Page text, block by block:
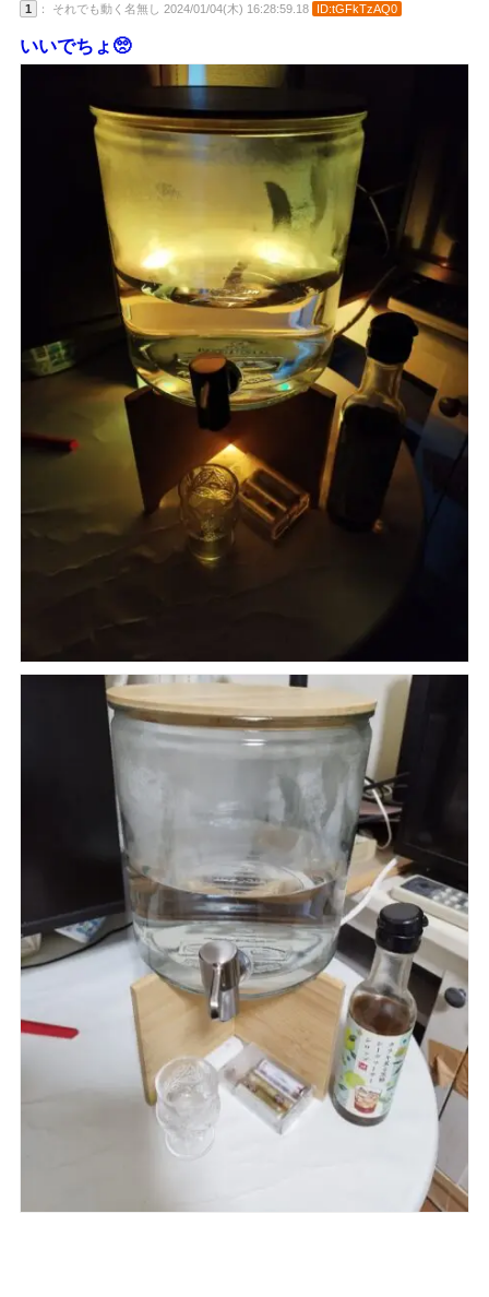
1 ： それでも動く名無し 2024/01/04(木) 16:28:59.18 ID:tGFkTzAQ0
いいでちょ🥺